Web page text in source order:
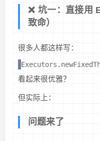
❌ 坑一：直接用
致命）
很多人都这样写：
看起来很优雅？
但实际上：
问题来了